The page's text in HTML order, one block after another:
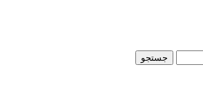
جستجو